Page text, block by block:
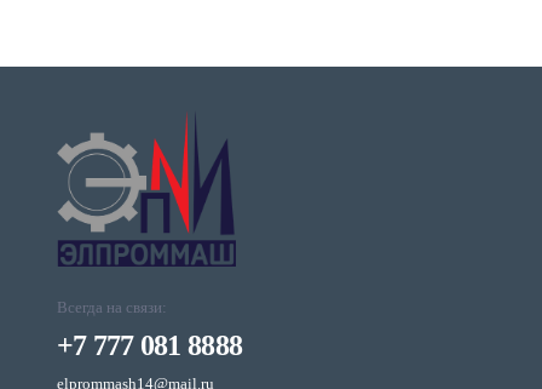
Всегда на связи:
+7 777 081 8888
elprommash14@mail.ru